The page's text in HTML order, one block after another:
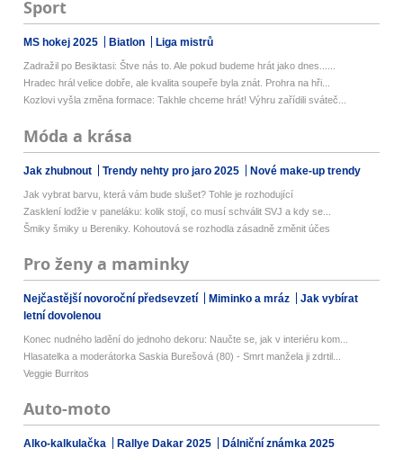
Sport
MS hokej 2025 Biatlon Liga mistrů
Zadražil po Besiktasi: Štve nás to. Ale pokud budeme hrát jako dnes......
Hradec hrál velice dobře, ale kvalita soupeře byla znát. Prohra na hři...
Kozlovi vyšla změna formace: Takhle chceme hrát! Výhru zařídili sváteč...
Móda a krása
Jak zhubnout Trendy nehty pro jaro 2025 Nové make-up trendy
Jak vybrat barvu, která vám bude slušet? Tohle je rozhodující
Zasklení lodžie v paneláku: kolik stojí, co musí schválit SVJ a kdy se...
Šmiky šmiky u Bereniky. Kohoutová se rozhodla zásadně změnit účes
Pro ženy a maminky
Nejčastější novoroční předsevzetí Miminko a mráz
Jak vybírat
letní dovolenou
Konec nudného ladění do jednoho dekoru: Naučte se, jak v interiéru kom...
Hlasatelka a moderátorka Saskia Burešová (80) - Smrt manžela ji zdrtil...
Veggie Burritos
Auto-moto
Alko-kalkulačka Rallye Dakar 2025 Dálniční známka 2025